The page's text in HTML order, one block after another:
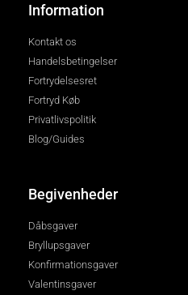
Information
Kontakt os
Handelsbetingelser
Fortrydelsesret
Fortryd Køb
Privatlivspolitik
Blog/Guides
Begivenheder
Dåbsgaver
Bryllupsgaver
Konfirmationsgaver
Valentinsgaver